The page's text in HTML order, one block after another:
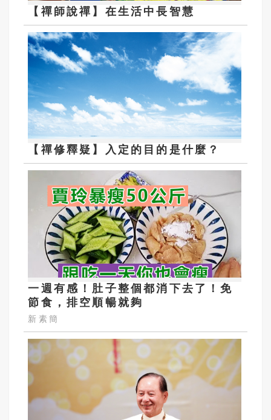
【禪師說禪】在生活中長智慧
【禪修釋疑】入定的目的是什麼？
一週有感！肚子整個都消下去了！免
節食，排空順暢就夠
新素簡